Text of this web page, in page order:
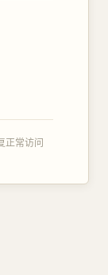
正常访问